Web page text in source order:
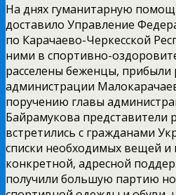
На днях гуманитарную
доставило Управление
по Карачаево-Черкесской
ними в спортивно-
расселены беженцы, прибыли
администрации
поручению главы
Байрамукова представители
встретились с гражданами
списки необходимых вещей и
конкретной, адресной
получили большую партию